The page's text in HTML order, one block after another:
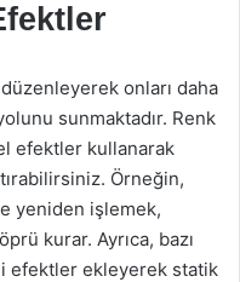
onları daha
sunmaktadır. Renk
efektler kullanarak
Örneğin,
yeniden işlemek,
kurar. Ayrıca, bazı
efektler ekleyerek statik